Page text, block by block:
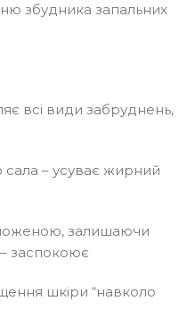
збудника запальних
всі види забруднень,
– усуває жирний
залишаючи
– заспокоює
шкіри “навколо